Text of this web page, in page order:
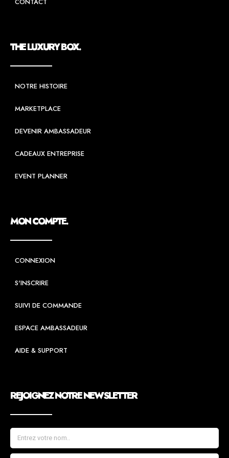
THE LUXURY BOX.
NOTRE HISTOIRE
MARKETPLACE
DEVENIR AMBASSADEUR
CADEAUX ENTREPRISE
EVENT PLANNER
MON COMPTE.
CONNEXION
S'INSCRIRE
SUIVI DE COMMANDE
ESPACE AMBASSADEUR
AIDE & SUPPORT
REJOIGNEZ NOTRE NEWSLETTER